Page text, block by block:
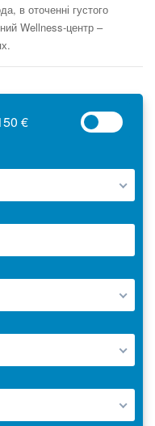
в оточенні густого
Wellness-центр –
€